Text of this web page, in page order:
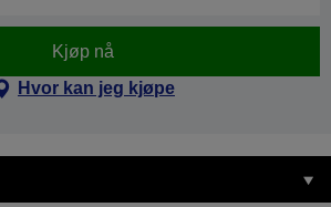
Kjøp nå
Hvor kan jeg kjøpe